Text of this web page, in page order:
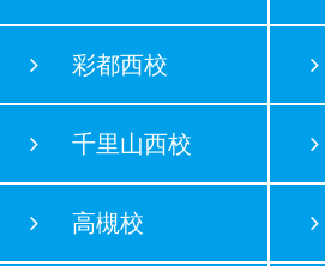
彩都西校
千里山西校
高槻校